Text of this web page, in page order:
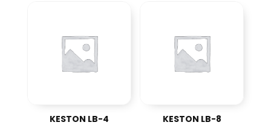
KESTON LB-4 KESTON LB-8